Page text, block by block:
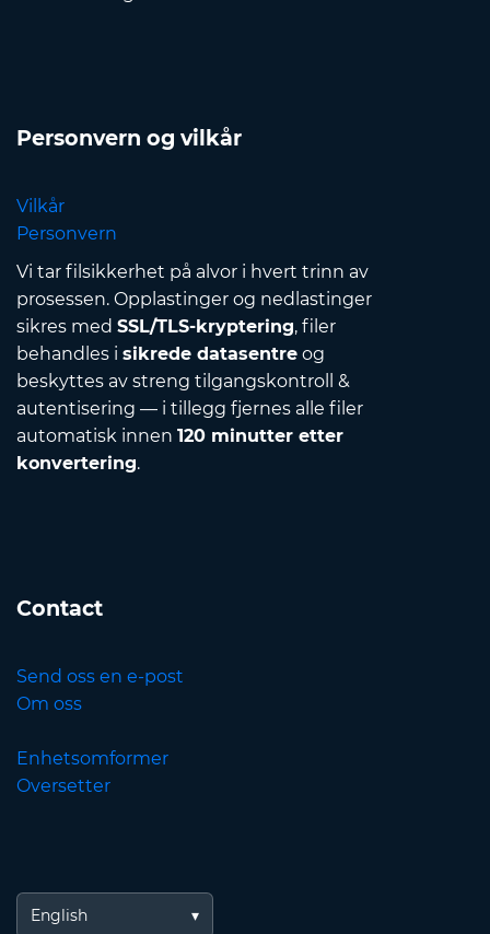
Personvern og vilkår
Vilkår
Personvern
Vi tar filsikkerhet på alvor i hvert trinn av
prosessen. Opplastinger og nedlastinger
sikres med SSL/TLS-kryptering, filer
behandles i sikrede datasentre og
beskyttes av streng tilgangskontroll &
autentisering — i tillegg fjernes alle filer
automatisk innen 120 minutter etter
konvertering.
Contact
Send oss en e-post
Om oss
Enhetsomformer
Oversetter
English